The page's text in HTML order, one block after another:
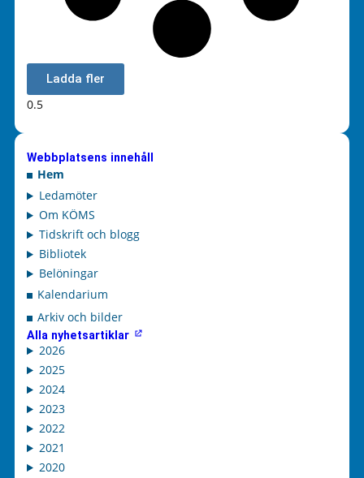
Ladda fler
Webbplatsens innehåll
Hem
Ledamöter
Om KÖMS
Tidskrift och blogg
Bibliotek
Belöningar
Kalendarium
Arkiv och bilder
Alla nyhetsartiklar
2026
2025
2024
2023
2022
2021
2020